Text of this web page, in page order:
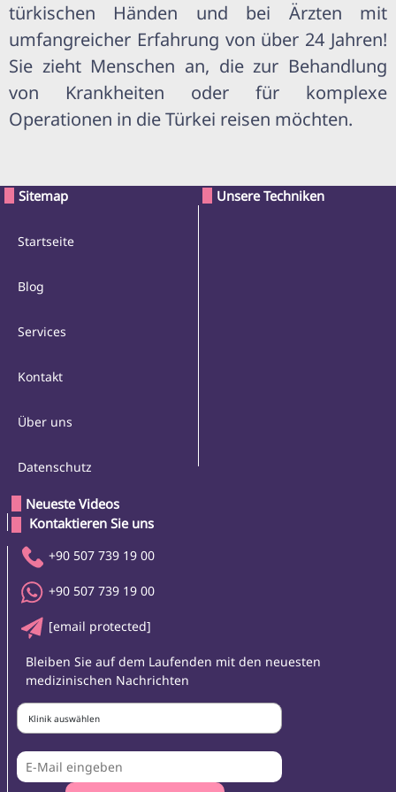
türkischen Händen und bei Ärzten mit
umfangreicher Erfahrung von über 24 Jahren!
Sie zieht Menschen an, die zur Behandlung
von Krankheiten oder für komplexe
Operationen in die Türkei reisen möchten.
Sitemap
Startseite
Blog
Services
Kontakt
Über uns
Datenschutz
Unsere Techniken
Neueste Videos
Kontaktieren Sie uns
+90 507 739 19 00
+90 507 739 19 00
[email protected]
Bleiben Sie auf dem Laufenden mit den neuesten
medizinischen Nachrichten
Klinik auswählen